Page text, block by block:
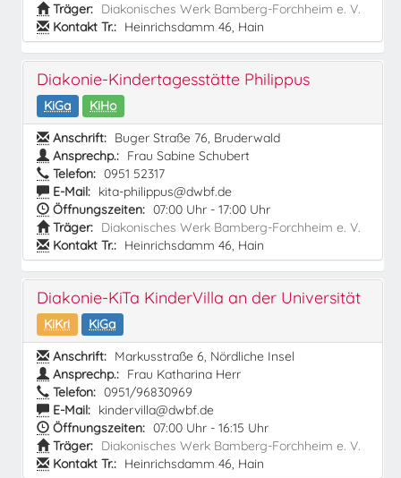
Träger: Diakonisches Werk Bamberg-Forchheim e. V.
Kontakt Tr.: Heinrichsdamm 46, Hain
Diakonie-Kindertagesstätte Philippus
KiGa
KiHo
Anschrift: Buger Straße 76, Bruderwald
Ansprechp.: Frau Sabine Schubert
Telefon: 0951 52317
E-Mail: kita-philippus@dwbf.de
Öffnungszeiten: 07:00 Uhr - 17:00 Uhr
Träger: Diakonisches Werk Bamberg-Forchheim e. V.
Kontakt Tr.: Heinrichsdamm 46, Hain
Diakonie-KiTa KinderVilla an der Universität
KiKri
KiGa
Anschrift: Markusstraße 6, Nördliche Insel
Ansprechp.: Frau Katharina Herr
Telefon: 0951/96830969
E-Mail: kindervilla@dwbf.de
Öffnungszeiten: 07:00 Uhr - 16:15 Uhr
Träger: Diakonisches Werk Bamberg-Forchheim e. V.
Kontakt Tr.: Heinrichsdamm 46, Hain